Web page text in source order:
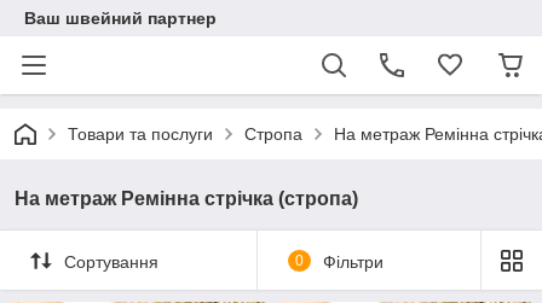
Ваш швейний партнер
Товари та послуги Стропа На метраж Ремінна
На метраж Ремінна стрічка (стропа)
Сортування 0 Фільтри